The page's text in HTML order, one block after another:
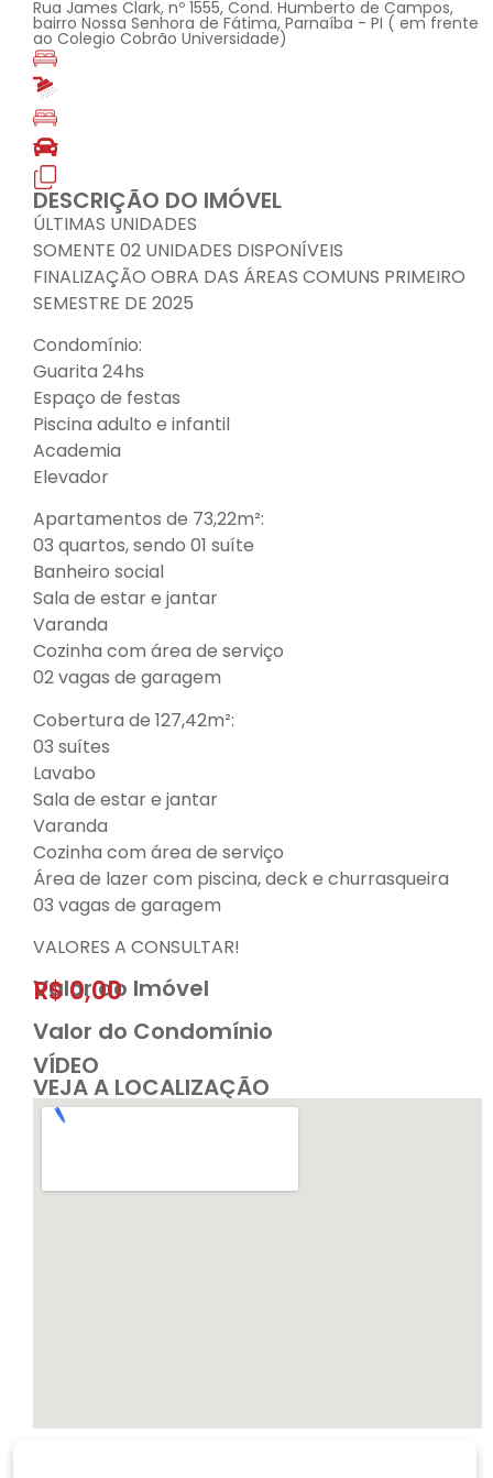
Rua James Clark, nº 1555, Cond. Humberto de Campos,
bairro Nossa Senhora de Fátima, Parnaíba - PI ( em frente
ao Colegio Cobrão Universidade)
DESCRIÇÃO DO IMÓVEL
ÚLTIMAS UNIDADES
SOMENTE 02 UNIDADES DISPONÍVEIS
FINALIZAÇÃO OBRA DAS ÁREAS COMUNS PRIMEIRO
SEMESTRE DE 2025
Condomínio:
Guarita 24hs
Espaço de festas
Piscina adulto e infantil
Academia
Elevador
Apartamentos de 73,22m²:
03 quartos, sendo 01 suíte
Banheiro social
Sala de estar e jantar
Varanda
Cozinha com área de serviço
02 vagas de garagem
Cobertura de 127,42m²:
03 suítes
Lavabo
Sala de estar e jantar
Varanda
Cozinha com área de serviço
Área de lazer com piscina, deck e churrasqueira
03 vagas de garagem
VALORES A CONSULTAR!
Valor do Imóvel
R$ 0,00
Valor do Condomínio
VÍDEO
VEJA A LOCALIZAÇÃO